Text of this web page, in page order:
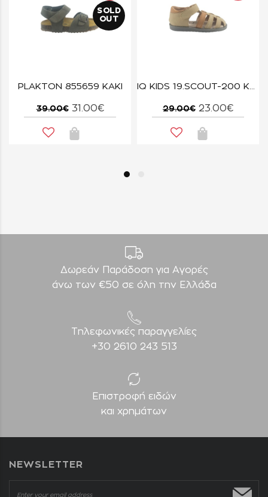
SOLD
OUT
PLAKTON 855659 KAKI
39.00€ 31.00€
IQ KIDS 19.SCOUT-200 ΚΑΜΕΛ
29.00€ 23.00€
Δωρεάν Παράδοση για Aγορές
άνω των €50 σε όλη την Ελλάδα
Τηλεφωνικές παραγγελίες
+30 2610 243 513
Επιστροφή ειδών
και χρημάτων
NEWSLETTER